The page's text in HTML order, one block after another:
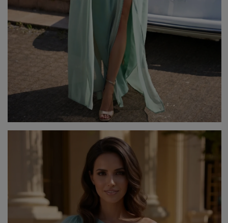
Beliebte Kategorien
ZUR HOCHZEIT BESTSELLER ALLE
TRAUUNG
VALENTINSTAG
ABSCHLUSSBALL
KOMMUNION
Art
CASUAL - KLEIDER
ABENDKLEIDER
PARTYKLEIDER
BOHO
JEANSKLEIDER
SPITZENKLEIDER
FIGURBETONTE KLEIDER
AUSGESTELLTE KLEIDER
FORMELLE KLEIDER
MIT RÜSCHEN
MIT SCHÖSSCHEN
SPANISCHE KLEIDER
PASTELLKLEIDER
BROKATKLEIDER